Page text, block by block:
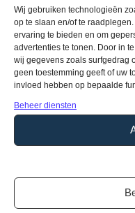
Wij gebruiken technologieën
op te slaan en/of te
ervaring te bieden en om
advertenties te tonen. Door in
wij gegevens zoals surfgedrag
geen toestemming geeft of uw
invloed hebben op bepaalde
Beheer diensten
Soort vloer:Lijm PVC
Pakinhoud:3,15 m2
Breedte:159 mm
Lengte: 550 mm
Gebruikersklasse:
Fabrieksgarantie:15 jaar
Waterbestendig:Ja
Hongaarse